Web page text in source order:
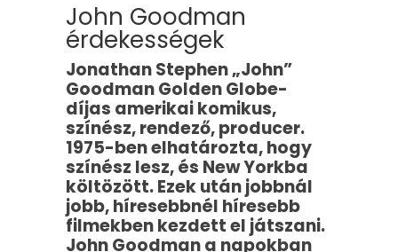
John Goodman
érdekességek
Jonathan Stephen „John”
Goodman Golden Globe-
díjas amerikai komikus,
színész, rendező, producer.
1975-ben elhatározta, hogy
színész lesz, és New Yorkba
költözött. Ezek után jobbnál
jobb, híresebbnél híresebb
filmekben kezdett el játszani.
John Goodman a napokban